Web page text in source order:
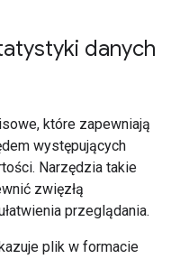
danych
które zapewniają
występujących
Narzędzia takie
zwięzłą
przeglądania.
plik w formacie